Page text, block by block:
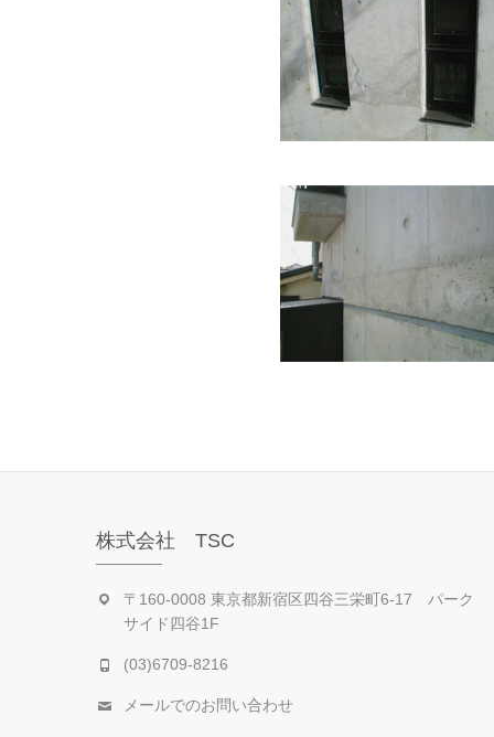
株式会社 TSC
〒160-0008 東京都新宿区四谷三栄町6-17 パーク
サイド四谷1F
(03)6709-8216
メールでのお問い合わせ